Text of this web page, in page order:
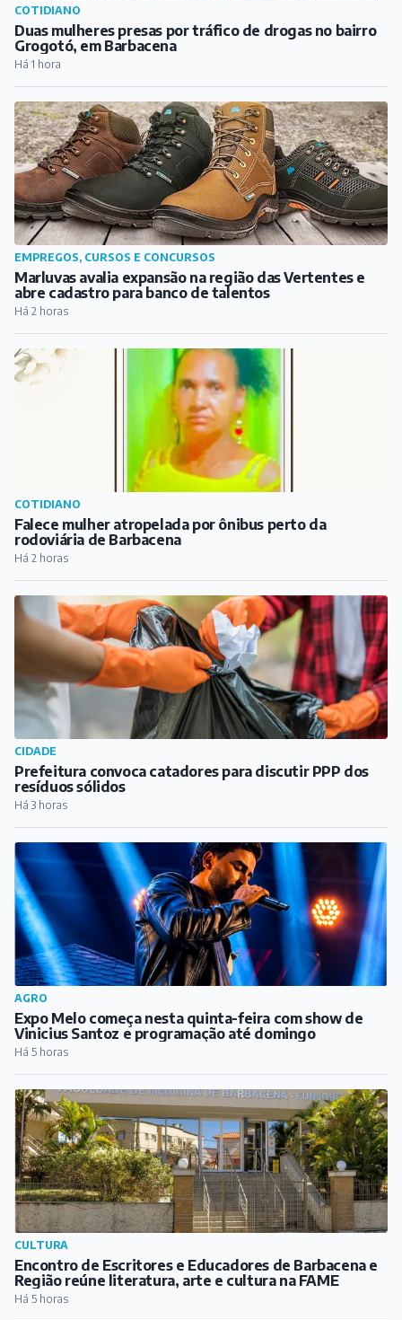
COTIDIANO
Duas mulheres presas por tráfico de drogas no bairro
Grogotó, em Barbacena
Há 1 hora
EMPREGOS, CURSOS E CONCURSOS
Marluvas avalia expansão na região das Vertentes e
abre cadastro para banco de talentos
Há 2 horas
COTIDIANO
Falece mulher atropelada por ônibus perto da
rodoviária de Barbacena
Há 2 horas
CIDADE
Prefeitura convoca catadores para discutir PPP dos
resíduos sólidos
Há 3 horas
AGRO
Expo Melo começa nesta quinta-feira com show de
Vinicius Santoz e programação até domingo
Há 5 horas
CULTURA
Encontro de Escritores e Educadores de Barbacena e
Região reúne literatura, arte e cultura na FAME
Há 5 horas